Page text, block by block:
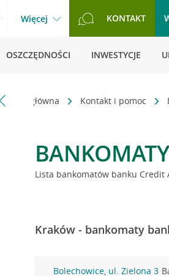
Więcej KONTAKT
OSZCZĘDNOŚCI INWESTYCJE
Strona główna Kontakt i pomoc
BANKOMATY
Lista bankomatów banku Credit
Kraków - bankomaty
Bolechowice, ul. Zielona 3